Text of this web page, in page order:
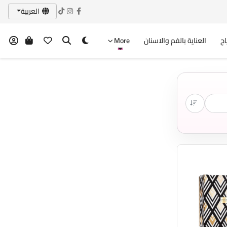
العربية
العناية بالفم والاسنان More